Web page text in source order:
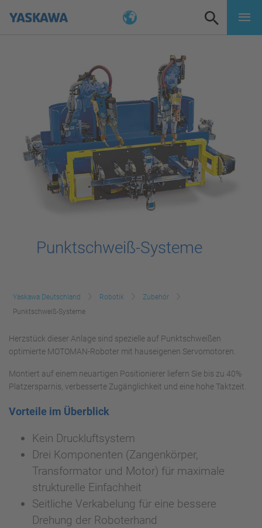
Punktschweiß-Systeme
Yaskawa Deutschland Robotik
Zubehör
Punktschweiß-Systeme
Herzstück dieser Anlage sind spezielle auf Punktschweißen
optimierte MOTOMAN-Roboter mit hauseigenen Servomotoren.
Montiert auf einem neuartigen Positionierer liefern Sie bis zu 40%
Platzersparnis, verbesserte Zugänglichkeit und eine hohe Taktzeit.
Vorteile im Überblick
Kein Druckluftsystem
Drei Komponenten (Zangenkörper,
Transformator und Motor) für maximale
strukturelle Einfachheit
Seitliche Verkabelung für eine bessere
Drehung der Roboterhand